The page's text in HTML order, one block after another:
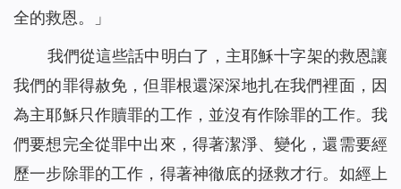
全的救恩。
」
我們從這些話中明白了，主耶穌十字架的救恩讓
我們的罪得赦免，但罪根還深深地扎在我們裡面，因
為主耶穌只作贖罪的工作，並沒有作除罪的工作。我
們要想完全從罪中出來，得著潔淨、變化，還需要經
歷一步除罪的工作，得著神徹底的拯救才行。如經上